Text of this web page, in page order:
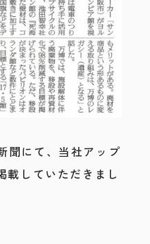
聞にて、当社アップ
載していただきまし